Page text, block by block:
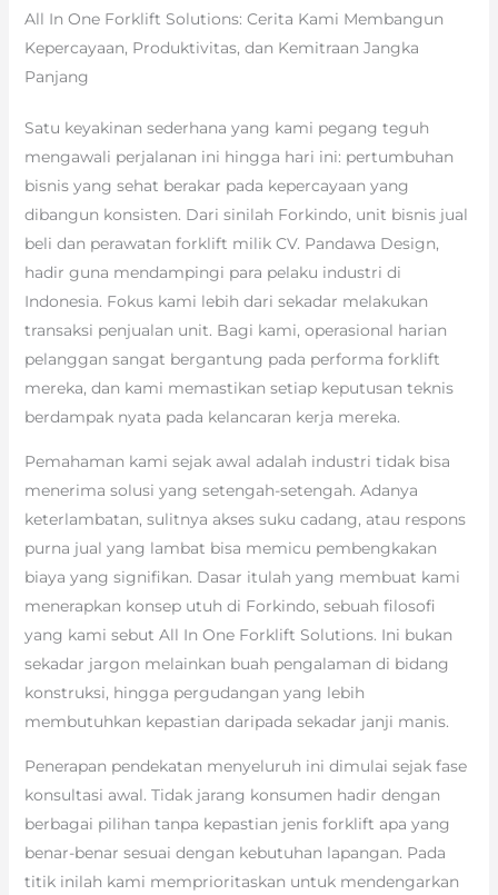
All In One Forklift Solutions: Cerita Kami Membangun
Kepercayaan, Produktivitas, dan Kemitraan Jangka
Panjang
Satu keyakinan sederhana yang kami pegang teguh
mengawali perjalanan ini hingga hari ini: pertumbuhan
bisnis yang sehat berakar pada kepercayaan yang
dibangun konsisten. Dari sinilah Forkindo, unit bisnis jual
beli dan perawatan forklift milik CV. Pandawa Design,
hadir guna mendampingi para pelaku industri di
Indonesia. Fokus kami lebih dari sekadar melakukan
transaksi penjualan unit. Bagi kami, operasional harian
pelanggan sangat bergantung pada performa forklift
mereka, dan kami memastikan setiap keputusan teknis
berdampak nyata pada kelancaran kerja mereka.
Pemahaman kami sejak awal adalah industri tidak bisa
menerima solusi yang setengah-setengah. Adanya
keterlambatan, sulitnya akses suku cadang, atau respons
purna jual yang lambat bisa memicu pembengkakan
biaya yang signifikan. Dasar itulah yang membuat kami
menerapkan konsep utuh di Forkindo, sebuah filosofi
yang kami sebut All In One Forklift Solutions. Ini bukan
sekadar jargon melainkan buah pengalaman di bidang
konstruksi, hingga pergudangan yang lebih
membutuhkan kepastian daripada sekadar janji manis.
Penerapan pendekatan menyeluruh ini dimulai sejak fase
konsultasi awal. Tidak jarang konsumen hadir dengan
berbagai pilihan tanpa kepastian jenis forklift apa yang
benar-benar sesuai dengan kebutuhan lapangan. Pada
titik inilah kami memprioritaskan untuk mendengarkan